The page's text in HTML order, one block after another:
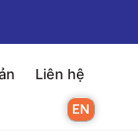
Liên hệ
EN